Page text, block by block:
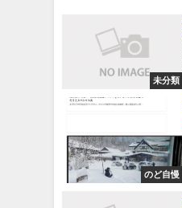
未分類
のど自慢